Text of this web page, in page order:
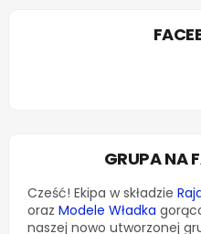
GRUPA NA
Cześć! Ekipa w składzie
oraz Modele Władka
naszej nowo utworzonej